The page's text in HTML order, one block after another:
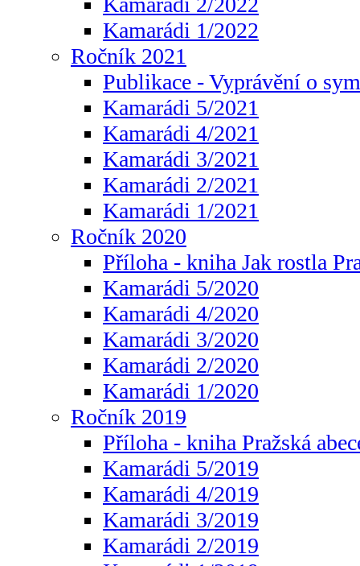
Kamarádi 1/2022
Ročník 2021
Publikace - Vyprávění o
Kamarádi 5/2021
Kamarádi 4/2021
Kamarádi 3/2021
Kamarádi 2/2021
Kamarádi 1/2021
Ročník 2020
Příloha - kniha Jak rostla
Kamarádi 5/2020
Kamarádi 4/2020
Kamarádi 3/2020
Kamarádi 2/2020
Kamarádi 1/2020
Ročník 2019
Příloha - kniha Pražská
Kamarádi 5/2019
Kamarádi 4/2019
Kamarádi 3/2019
Kamarádi 2/2019